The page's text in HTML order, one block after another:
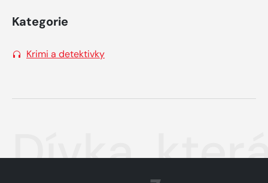
Kategorie
Krimi a detektivky
Dívka,